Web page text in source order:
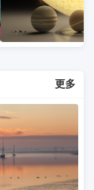
更多